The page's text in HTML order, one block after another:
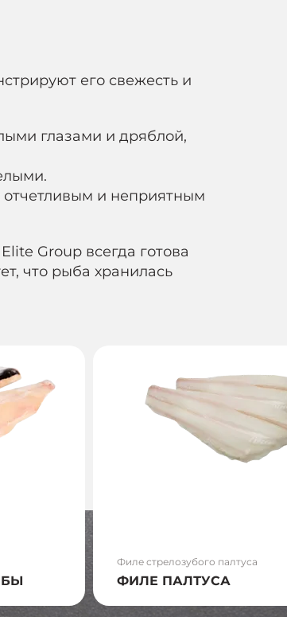
его свежесть и
глазами и дряблой,
отчетливым и неприятным
Group всегда готова
что рыба хранилась
Филе стрелозубого палтуса
ФИЛЕ ПАЛТУСА